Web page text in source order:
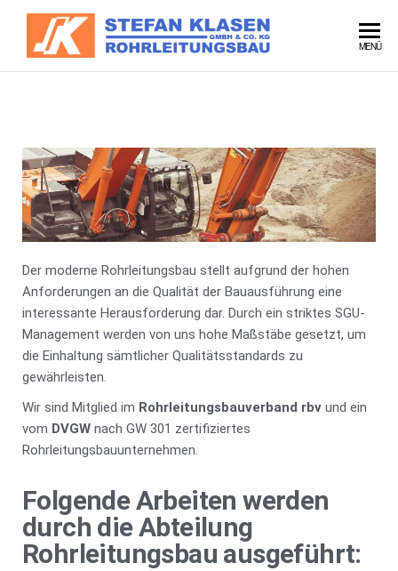
Stefan
Klasen
MENÜ
Der moderne Rohrleitungsbau stellt aufgrund der hohen
Anforderungen an die Qualität der Bauausführung eine
interessante Herausforderung dar. Durch ein striktes SGU-
Management werden von uns hohe Maßstäbe gesetzt, um
die Einhaltung sämtlicher Qualitätsstandards zu
gewährleisten.
Wir sind Mitglied im Rohrleitungsbauverband rbv und ein
vom DVGW nach GW 301 zertifiziertes
Rohrleitungsbauunternehmen.
Folgende Arbeiten werden
durch die Abteilung
Rohrleitungsbau ausgeführt: